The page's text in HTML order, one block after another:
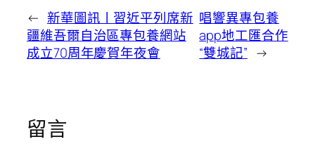
← 新華圖訊丨習近平列席新
疆維吾爾自治區專包養網站
成立70周年慶賀年夜會
唱響異專包養
app地工匯合作
“雙城記” →
留言